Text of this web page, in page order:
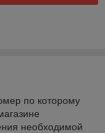
по которому
необходимой